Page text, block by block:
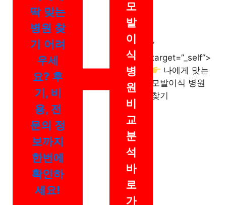
딱 맞는
병원 찾
기 어려
우세
요? 후
기, 비
용, 전
문의 정
보까지
한번에
확인하
세요!
모
발
이
식
병
원
비
교
분
석
바
로
가
”
target=”_self”>
나에게 맞는
모발이식 병원
찾기